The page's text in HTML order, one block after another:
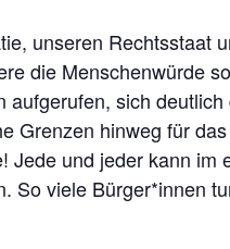
unseren Rechtsstaat
die Menschenwürde
sich
Grenzen hinweg für
und jeder kann im
So viele Bürger*innen